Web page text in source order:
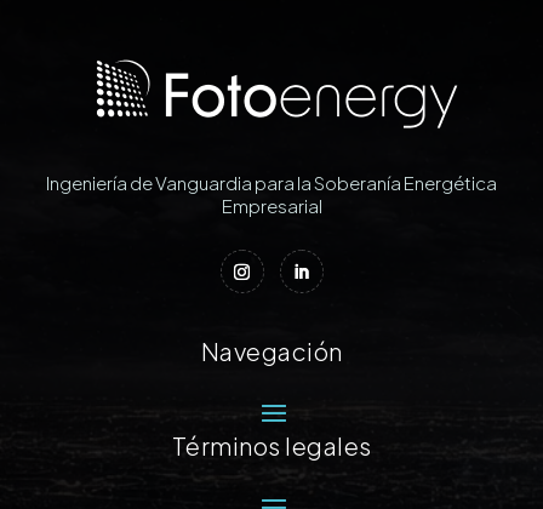
Ingeniería de Vanguardia para la Soberanía Energética
Empresarial
Navegación
Términos legales